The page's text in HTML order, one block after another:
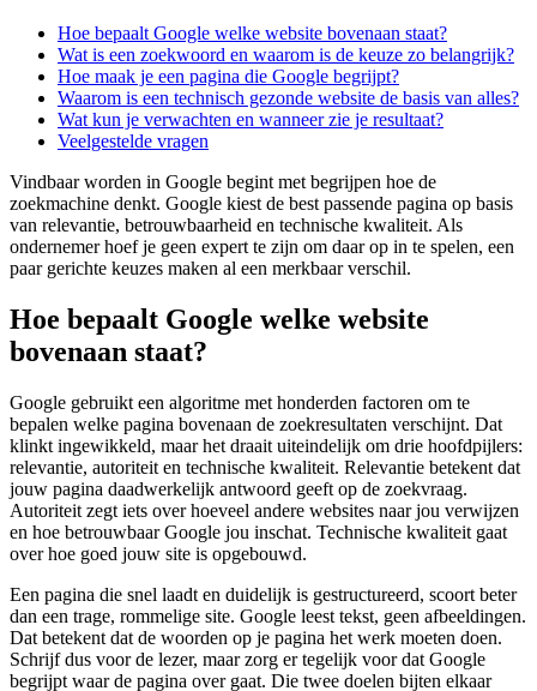
Hoe bepaalt Google welke website bovenaan staat?
Wat is een zoekwoord en waarom is de keuze zo belangrijk?
Hoe maak je een pagina die Google begrijpt?
Waarom is een technisch gezonde website de basis van alles?
Wat kun je verwachten en wanneer zie je resultaat?
Veelgestelde vragen
Vindbaar worden in Google begint met begrijpen hoe de
zoekmachine denkt. Google kiest de best passende pagina op basis
van relevantie, betrouwbaarheid en technische kwaliteit. Als
ondernemer hoef je geen expert te zijn om daar op in te spelen, een
paar gerichte keuzes maken al een merkbaar verschil.
Hoe bepaalt Google welke website
bovenaan staat?
Google gebruikt een algoritme met honderden factoren om te
bepalen welke pagina bovenaan de zoekresultaten verschijnt. Dat
klinkt ingewikkeld, maar het draait uiteindelijk om drie hoofdpijlers:
relevantie, autoriteit en technische kwaliteit. Relevantie betekent dat
jouw pagina daadwerkelijk antwoord geeft op de zoekvraag.
Autoriteit zegt iets over hoeveel andere websites naar jou verwijzen
en hoe betrouwbaar Google jou inschat. Technische kwaliteit gaat
over hoe goed jouw site is opgebouwd.
Een pagina die snel laadt en duidelijk is gestructureerd, scoort beter
dan een trage, rommelige site. Google leest tekst, geen afbeeldingen.
Dat betekent dat de woorden op je pagina het werk moeten doen.
Schrijf dus voor de lezer, maar zorg er tegelijk voor dat Google
begrijpt waar de pagina over gaat. Die twee doelen bijten elkaar